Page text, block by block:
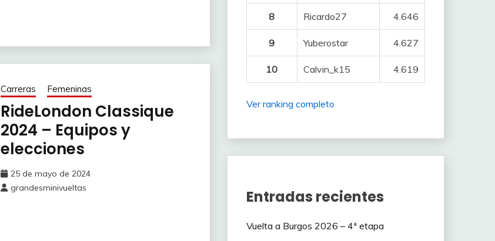
Carreras Femeninas
RideLondon Classique
2024 – Equipos y
elecciones
25 de mayo de 2024
grandesminivueltas
8 Ricardo27 4.646
9 Yuberostar 4.627
10 Calvin_k15 4.619
Ver ranking completo
Entradas recientes
Vuelta a Burgos 2026 – 4ª etapa